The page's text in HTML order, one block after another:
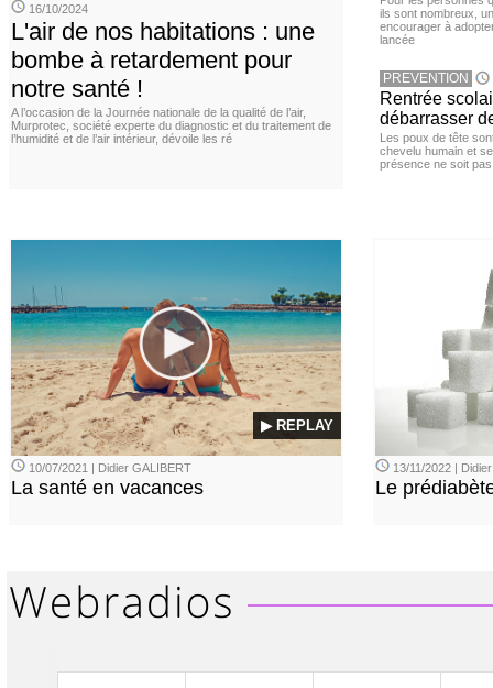
16/10/2024
L'air de nos habitations : une
bombe à retardement pour
notre santé !
A l’occasion de la Journée nationale de la qualité de l’air,
Murprotec, société experte du diagnostic et du traitement de
l’humidité et de l’air intérieur, dévoile les ré
ils sont nombreux,
encourager à
lancée
PREVENTION
Rentrée
débarrasser
Les poux de tête
chevelu humain et
présence ne soit
▶ REPLAY
10/07/2021 | Didier GALIBERT
La santé en vacances
13/11/2022 |
Le